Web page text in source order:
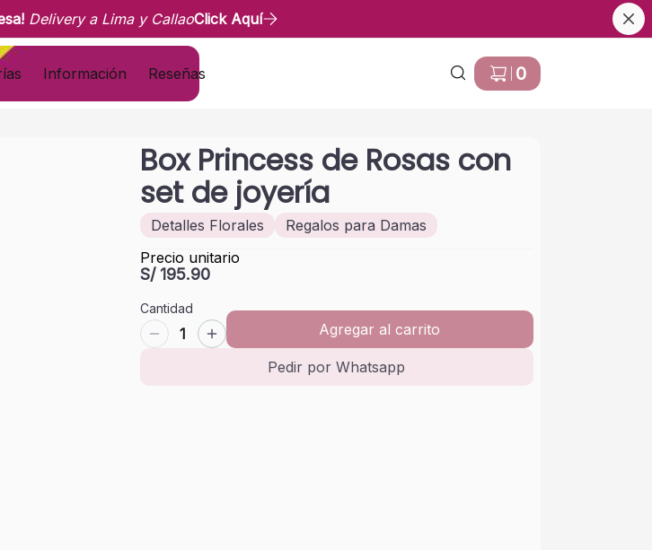
Delivery a Lima y CallaoClick Aquí
Información Reseñas 0
Box Princess de Rosas con
set de joyería
Detalles Florales
Regalos para Damas
Precio unitario
S/ 195.90
Cantidad
1 Agregar al carrito
Pedir por Whatsapp